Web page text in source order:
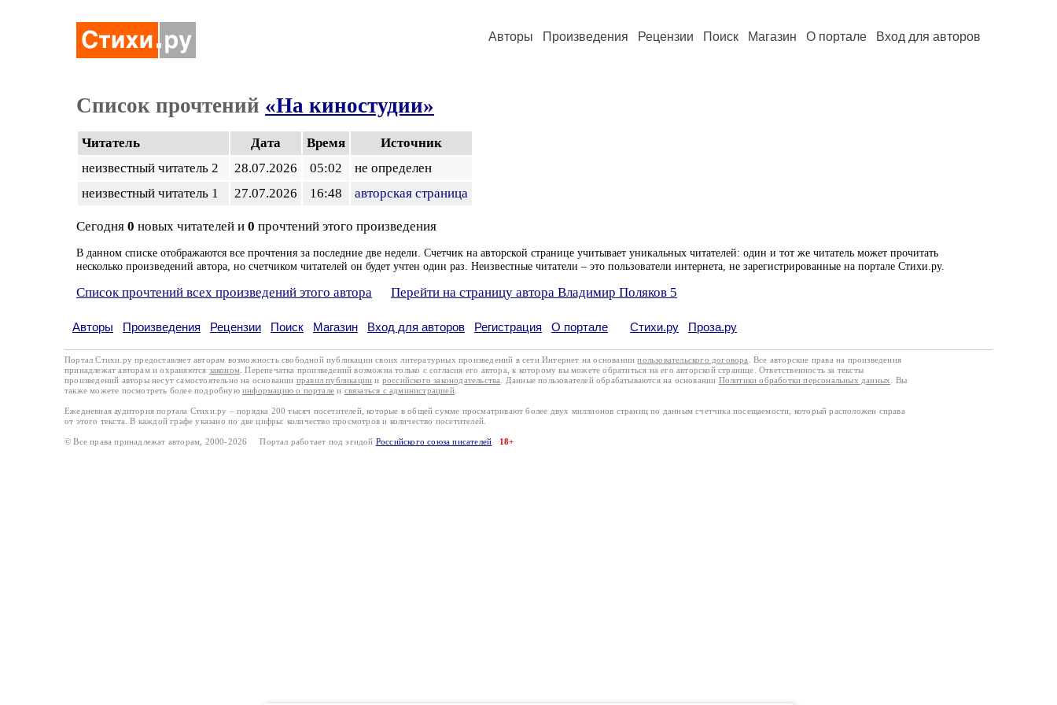
Авторы Произведения Рецензии Поиск Магазин О портале Вход для авторов
Список прочтений «На киностудии»
Читатель Дата Время
Источник
неизвестный читатель 2
28.07.2026 05:02
не определен
неизвестный читатель 1
27.07.2026 16:48 авторская страница
Сегодня 0 новых читателей и 0 прочтений этого произведения
В данном списке отображаются все прочтения за последние две недели. Счетчик на авторской странице учитывает уникальных читателей: один и тот же читатель может прочитать
несколько произведений автора, но счетчиком читателей он будет учтен один раз. Неизвестные читатели – это пользователи интернета, не зарегистрированные на портале Стихи.ру.
Список прочтений всех произведений этого автора Перейти на страницу автора Владимир Поляков 5
Авторы Произведения Рецензии Поиск Магазин Вход для авторов Регистрация О портале Стихи.ру Проза.ру
Портал Стихи.ру предоставляет авторам возможность свободной публикации своих литературных произведений в сети Интернет на основаниипользовательского договора
. Все авторские права на произведения
принадлежат авторам и охраняются законом . Перепечатка произведений возможна только с согласия его автора, к которому вы можете обратиться на его авторской странице. Ответственность за тексты
произведений авторы несут самостоятельно на основании правил публикации и российского законодательства . Данные пользователей обрабатываются на основании Политики обработки персональных данных
. Вы
также можете посмотреть более подробную информацию о портале и связаться с администрацией.
Ежедневная аудитория портала Стихи.ру – порядка 200 тысяч посетителей, которые в общей сумме просматривают более двух миллионов страниц по данным счетчика посещаемости, который расположен справа
от этого текста. В каждой графе указано по две цифры: количество просмотров и количество посетителей.
© Все права принадлежат авторам, 2000-2026 Портал работает под эгидой Российского союза писателей 18+